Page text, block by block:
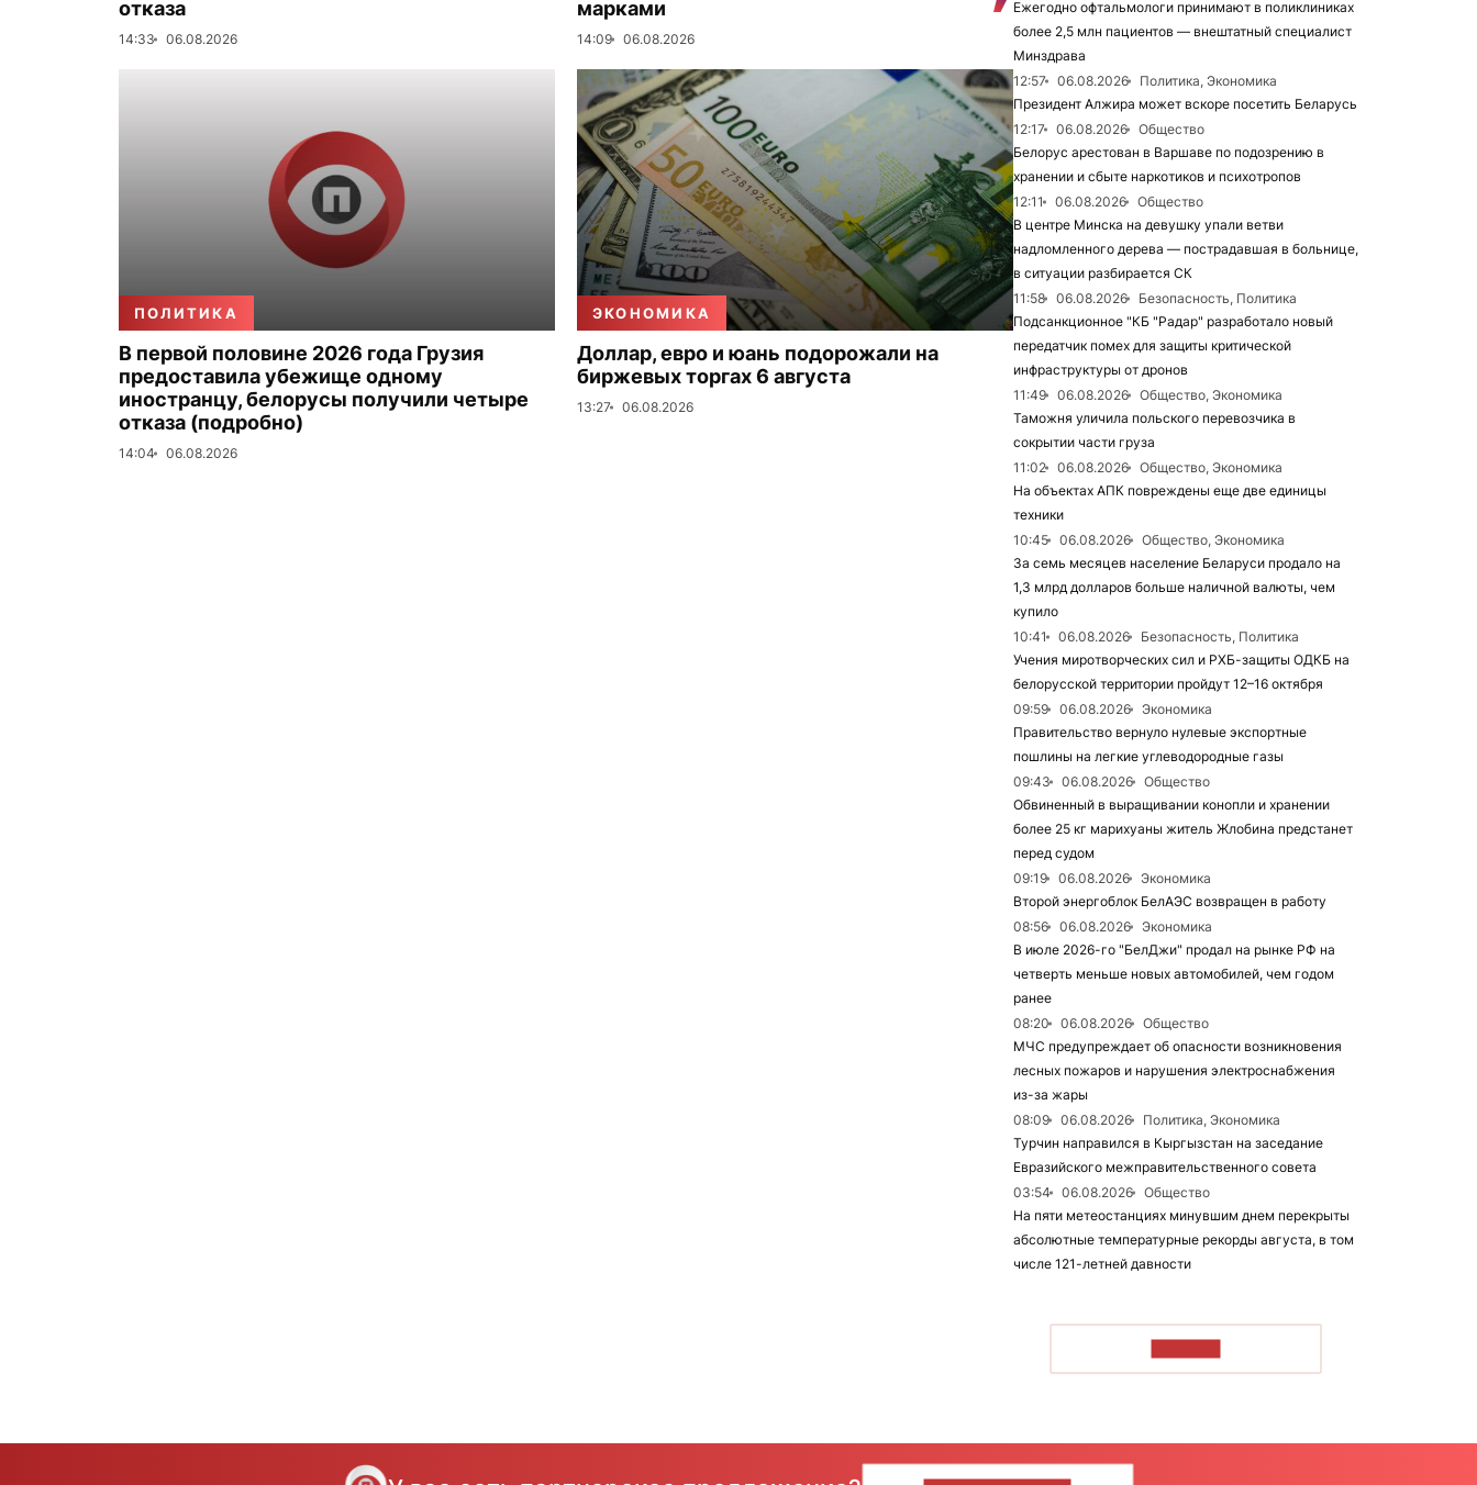
отказа
14:33 06.08.2026
марками
14:09 06.08.2026
ПОЛИТИКА
В первой половине 2026 года Грузия
предоставила убежище одному
иностранцу, белорусы получили четыре
отказа (подробно)
14:04 06.08.2026
ЭКОНОМИКА
Доллар, евро и юань подорожали на
биржевых торгах 6 августа
13:27 06.08.2026
Ежегодно офтальмологи принимают в поликлиниках
более 2,5 млн пациентов — внештатный специалист
Минздрава
12:57
06.08.2026
Политика, Экономика
Президент Алжира может вскоре посетить Беларусь
12:17
06.08.2026
Общество
Белорус арестован в Варшаве по подозрению в
хранении и сбыте наркотиков и психотропов
12:11
06.08.2026
Общество
В центре Минска на девушку упали ветви
надломленного дерева — пострадавшая в больнице,
в ситуации разбирается СК
11:58
06.08.2026
Безопасность, Политика
Подсанкционное "КБ "Радар" разработало новый
передатчик помех для защиты критической
инфраструктуры от дронов
11:49
06.08.2026
Общество, Экономика
Таможня уличила польского перевозчика в
сокрытии части груза
11:02
06.08.2026
Общество, Экономика
На объектах АПК повреждены еще две единицы
техники
10:45
06.08.2026
Общество, Экономика
За семь месяцев население Беларуси продало на
1,3 млрд долларов больше наличной валюты, чем
купило
10:41
06.08.2026
Безопасность, Политика
Учения миротворческих сил и РХБ-защиты ОДКБ на
белорусской территории пройдут 12–16 октября
09:59
06.08.2026
Экономика
Правительство вернуло нулевые экспортные
пошлины на легкие углеводородные газы
09:43
06.08.2026
Общество
Обвиненный в выращивании конопли и хранении
более 25 кг марихуаны житель Жлобина предстанет
перед судом
09:19
06.08.2026
Экономика
Второй энергоблок БелАЭС возвращен в работу
08:56
06.08.2026
Экономика
В июле 2026-го "БелДжи" продал на рынке РФ на
четверть меньше новых автомобилей, чем годом
ранее
08:20
06.08.2026
Общество
МЧС предупреждает об опасности возникновения
лесных пожаров и нарушения электроснабжения
из-за жары
08:09
06.08.2026
Политика, Экономика
Турчин направился в Кыргызстан на заседание
Евразийского межправительственного совета
03:54
06.08.2026
Общество
На пяти метеостанциях минувшим днем перекрыты
абсолютные температурные рекорды августа, в том
числе 121-летней давности